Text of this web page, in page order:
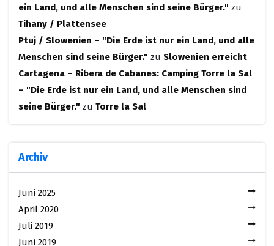
ein Land, und alle Menschen sind seine Bürger." zu
Tihany / Plattensee
Ptuj / Slowenien – "Die Erde ist nur ein Land, und alle
Menschen sind seine Bürger." zu Slowenien erreicht
Cartagena – Ribera de Cabanes: Camping Torre la Sal
– "Die Erde ist nur ein Land, und alle Menschen sind
seine Bürger." zu Torre la Sal
Archiv
Juni 2025
April 2020
Juli 2019
Juni 2019